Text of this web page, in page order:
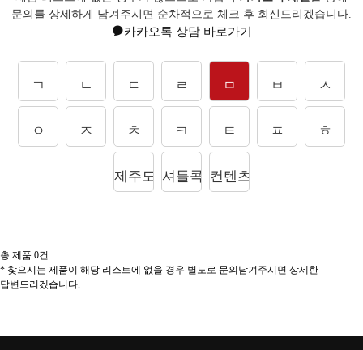
문의를 상세하게 남겨주시면 순차적으로 체크 후 회신드리겠습니다.
카카오톡 상담 바로가기
ㄱ ㄴ ㄷ ㄹ ㅁ ㅂ ㅅ
ㅇ ㅈ ㅊ ㅋ ㅌ ㅍ ㅎ
제주도상품셔틀콕 컨텐츠
총 제품 0건
* 찾으시는 제품이 해당 리스트에 없을 경우 별도로 문의남겨주시면 상세한
답변드리겠습니다.